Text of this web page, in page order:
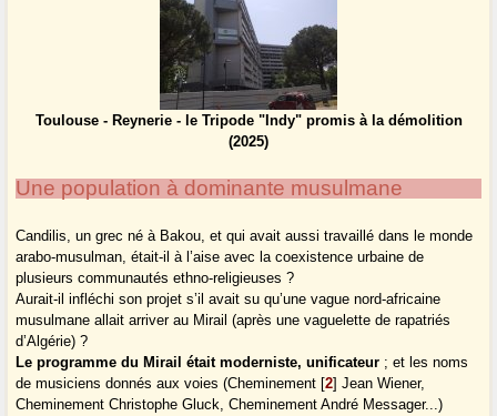
Toulouse - Reynerie - le Tripode "Indy" promis à la démolition
(2025)
Une population à dominante musulmane
Candilis, un grec né à Bakou, et qui avait aussi travaillé dans le monde
arabo-musulman, était-il à l’aise avec la coexistence urbaine de
plusieurs communautés ethno-religieuses ?
Aurait-il infléchi son projet s’il avait su qu’une vague nord-africaine
musulmane allait arriver au Mirail (après une vaguelette de rapatriés
d’Algérie) ?
Le programme du Mirail était moderniste, unificateur ; et les noms
de musiciens donnés aux voies (Cheminement [2] Jean Wiener,
Cheminement Christophe Gluck, Cheminement André Messager...)